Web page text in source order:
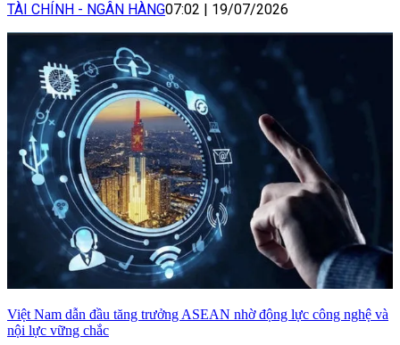
TÀI CHÍNH - NGÂN HÀNG07:02 19/07/2026
Việt Nam dẫn đầu tăng trưởng ASEAN nhờ động lực công nghệ và
nội lực vững chắc